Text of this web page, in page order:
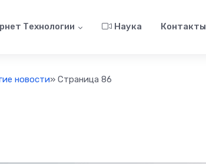
Технологии Наука Контакты
новости» Страница 86